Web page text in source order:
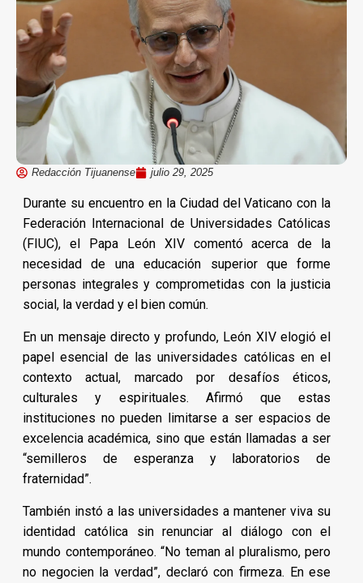
Redacción Tijuanense julio 29, 2025
Durante su encuentro en la Ciudad del Vaticano con la
Federación Internacional de Universidades Católicas
(FIUC), el Papa León XIV comentó acerca de la
necesidad de una educación superior que forme
personas integrales y comprometidas con la justicia
social, la verdad y el bien común.
En un mensaje directo y profundo, León XIV elogió el
papel esencial de las universidades católicas en el
contexto actual, marcado por desafíos éticos,
culturales y espirituales. Afirmó que estas
instituciones no pueden limitarse a ser espacios de
excelencia académica, sino que están llamadas a ser
“semilleros de esperanza y laboratorios de
fraternidad”.
También instó a las universidades a mantener viva su
identidad católica sin renunciar al diálogo con el
mundo contemporáneo. “No teman al pluralismo, pero
no negocien la verdad”, declaró con firmeza. En ese